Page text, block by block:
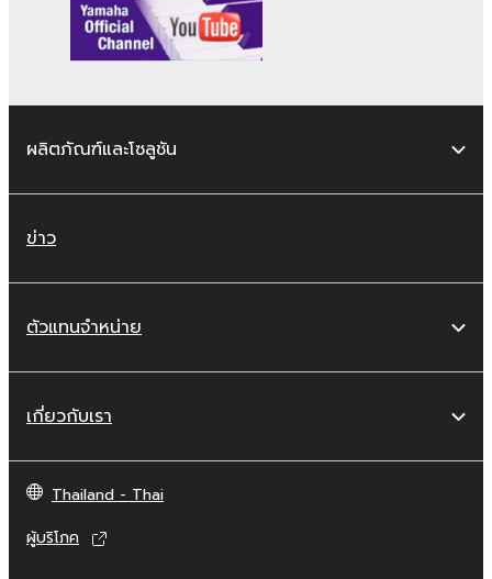
ผลิตภัณฑ์และโซลูชัน
ข่าว
ตัวแทนจำหน่าย
เกี่ยวกับเรา
Thailand - Thai
ผู้บริโภค